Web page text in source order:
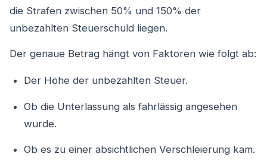
die Strafen zwischen 50% und 150% der
unbezahlten Steuerschuld liegen.
Der genaue Betrag hängt von Faktoren wie folgt ab:
Der Höhe der unbezahlten Steuer.
Ob die Unterlassung als fahrlässig angesehen
wurde.
Ob es zu einer absichtlichen Verschleierung kam.